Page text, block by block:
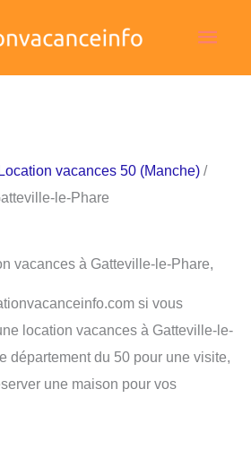
vacances 50 (Manche) /
le-Phare
vacances à Gatteville-le-Phare,
si vous
location vacances à Gatteville-le-
département du 50 pour une visite,
une maison pour vos